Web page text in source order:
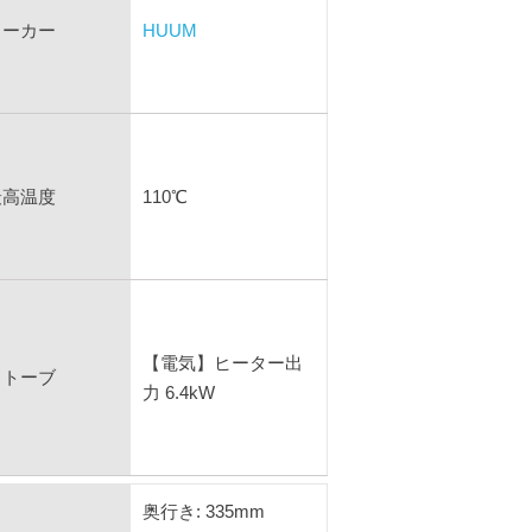
カー HUUM
温度 110℃
ーブ
【電気】ヒーター出
力 6.4kW
奥行き: 335mm